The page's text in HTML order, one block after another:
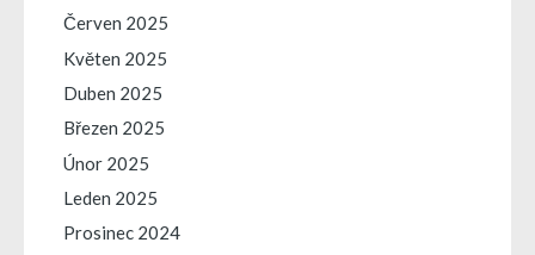
Červen 2025
Květen 2025
Duben 2025
Březen 2025
Únor 2025
Leden 2025
Prosinec 2024